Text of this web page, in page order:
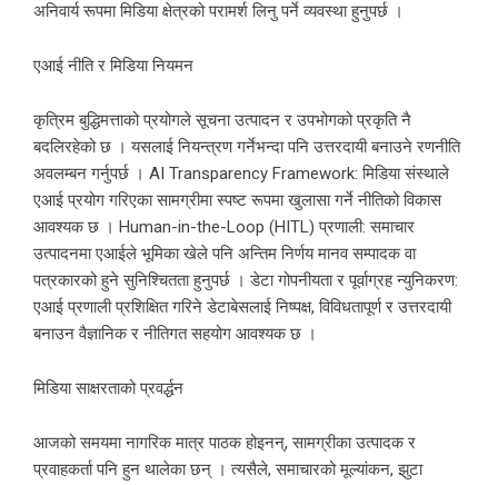
अनिवार्य रूपमा मिडिया क्षेत्रको परामर्श लिनु पर्ने व्यवस्था हुनुपर्छ ।
एआई नीति र मिडिया नियमन
कृत्रिम बुद्धिमत्ताको प्रयोगले सूचना उत्पादन र उपभोगको प्रकृति नै
बदलिरहेको छ । यसलाई नियन्त्रण गर्नेभन्दा पनि उत्तरदायी बनाउने रणनीति
अवलम्बन गर्नुपर्छ । AI Transparency Framework: मिडिया संस्थाले
एआई प्रयोग गरिएका सामग्रीमा स्पष्ट रूपमा खुलासा गर्ने नीतिको विकास
आवश्यक छ । Human-in-the-Loop (HITL) प्रणाली: समाचार
उत्पादनमा एआईले भूमिका खेले पनि अन्तिम निर्णय मानव सम्पादक वा
पत्रकारको हुने सुनिश्चितता हुनुपर्छ । डेटा गोपनीयता र पूर्वाग्रह न्युनिकरण:
एआई प्रणाली प्रशिक्षित गरिने डेटाबेसलाई निष्पक्ष, विविधतापूर्ण र उत्तरदायी
बनाउन वैज्ञानिक र नीतिगत सहयोग आवश्यक छ ।
मिडिया साक्षरताको प्रवर्द्धन
आजको समयमा नागरिक मात्र पाठक होइनन्, सामग्रीका उत्पादक र
प्रवाहकर्ता पनि हुन थालेका छन् । त्यसैले, समाचारको मूल्यांकन, झुटा